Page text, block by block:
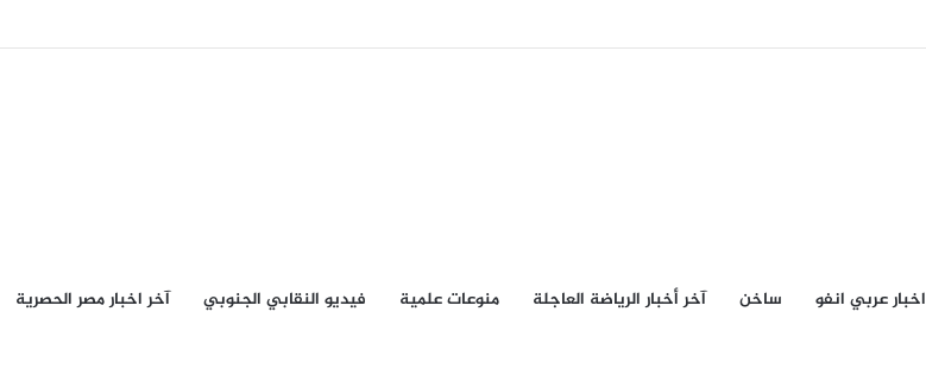
اخبار عربي انفو ساخن آخر أخبار الرياضة العاجلة منوعات علمية فيديو النقابي الجنوبي آخر اخبار مصر الحصرية